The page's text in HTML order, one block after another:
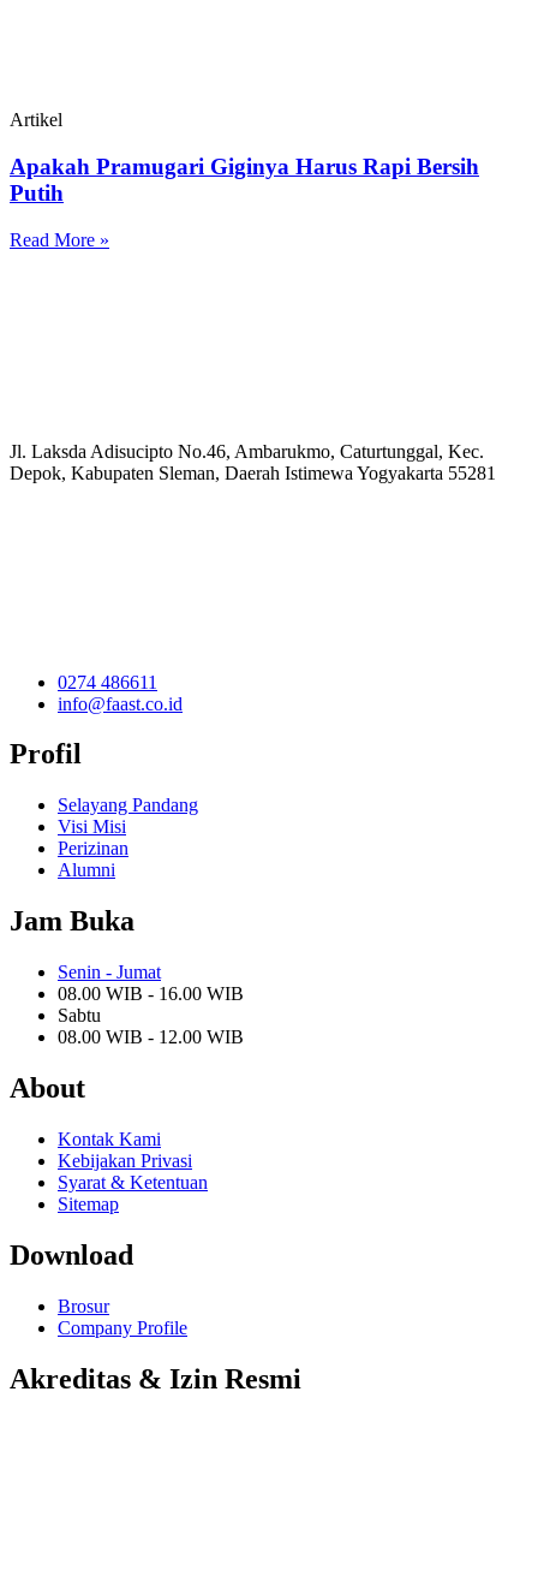
Artikel
Apakah Pramugari Giginya Harus Rapi Bersih
Putih
Read More »
Jl. Laksda Adisucipto No.46, Ambarukmo, Caturtunggal, Kec.
Depok, Kabupaten Sleman, Daerah Istimewa Yogyakarta 55281
0274 486611
info@faast.co.id
Profil
Selayang Pandang
Visi Misi
Perizinan
Alumni
Jam Buka
Senin - Jumat
08.00 WIB - 16.00 WIB
Sabtu
08.00 WIB - 12.00 WIB
About
Kontak Kami
Kebijakan Privasi
Syarat & Ketentuan
Sitemap
Download
Brosur
Company Profile
Akreditas & Izin Resmi